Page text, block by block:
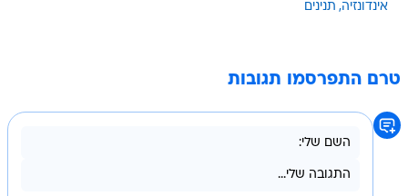
אינדונזיה תנינים
טרם התפרסמו תגובות